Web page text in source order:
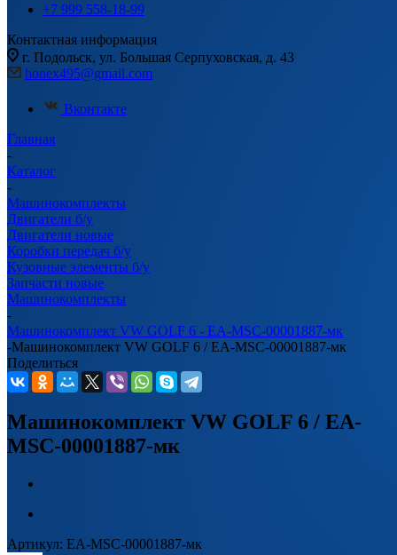
+7 999 558-18-99
Контактная информация
г. Подольск, ул. Большая Серпуховская, д. 43
honex495@gmail.com
Вконтакте
Главная
-
Каталог
-
Машинокомплекты
Двигатели б/у
Двигатели новые
Коробки передач б/у
Кузовные элементы б/у
Запчасти новые
Машинокомплекты
-
Машинокомплект VW GOLF 6 - EA-MSC-00001887-мк
-Машинокомплект VW GOLF 6 / EA-MSC-00001887-мк
Поделиться
Машинокомплект VW GOLF 6 / EA-
MSC-00001887-мк
Артикул: EA-MSC-00001887-мк